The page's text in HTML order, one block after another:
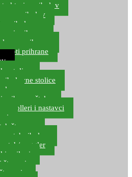
za ribolov
za ribolov
ribolov
i prihranu
prihranu
prihrane
stolice
ribolovne stolice
pribor za šteku
rolleri i nastavci
štapove
match ribolov
waggler
najloni
štapovi